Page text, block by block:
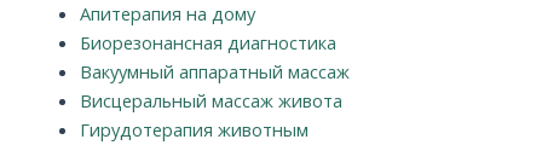
Апитерапия на дому
Биорезонансная диагностика
Вакуумный аппаратный массаж
Висцеральный массаж живота
Гирудотерапия животным